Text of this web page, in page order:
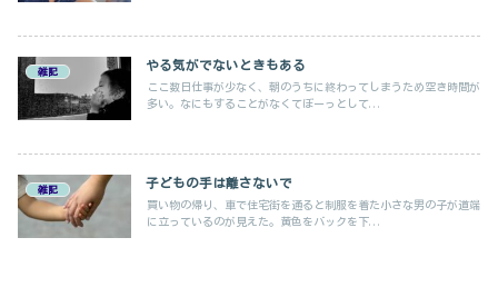
雑記
やる気がでないときもある
ここ数日仕事が少なく、朝のうちに終わってしまうため空き時間が
多い。なにもすることがなくてぼーっとして...
雑記
子どもの手は離さないで
買い物の帰り、車で住宅街を通ると制服を着た小さな男の子が道端
に立っているのが見えた。黄色をバックを下...